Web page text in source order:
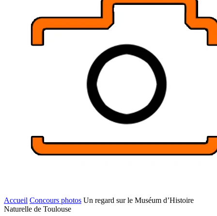
Accueil Concours photos Un regard sur le Muséum d’Histoire
Naturelle de Toulouse